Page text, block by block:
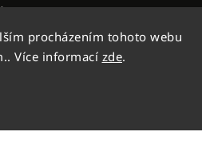
procházením tohoto webu
Více informací zde.